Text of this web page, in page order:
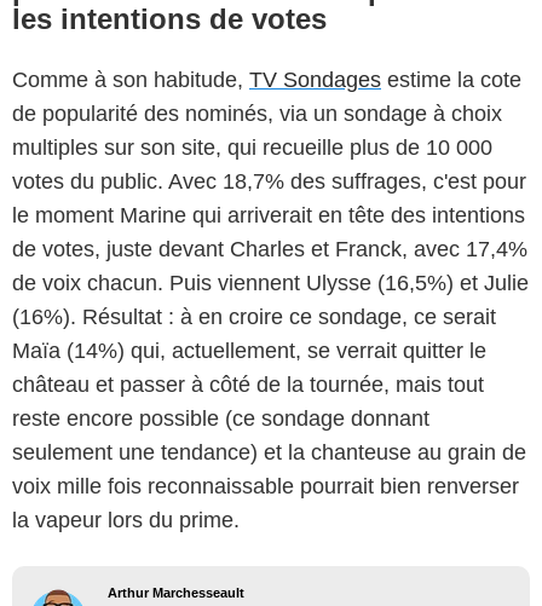
les intentions de votes
Comme à son habitude, TV Sondages estime la cote
de popularité des nominés, via un sondage à choix
multiples sur son site, qui recueille plus de 10 000
votes du public. Avec 18,7% des suffrages, c'est pour
le moment Marine qui arriverait en tête des intentions
de votes, juste devant Charles et Franck, avec 17,4%
de voix chacun. Puis viennent Ulysse (16,5%) et Julie
(16%). Résultat : à en croire ce sondage, ce serait
Maïa (14%) qui, actuellement, se verrait quitter le
château et passer à côté de la tournée, mais tout
reste encore possible (ce sondage donnant
seulement une tendance) et la chanteuse au grain de
voix mille fois reconnaissable pourrait bien renverser
la vapeur lors du prime.
Arthur Marchesseault